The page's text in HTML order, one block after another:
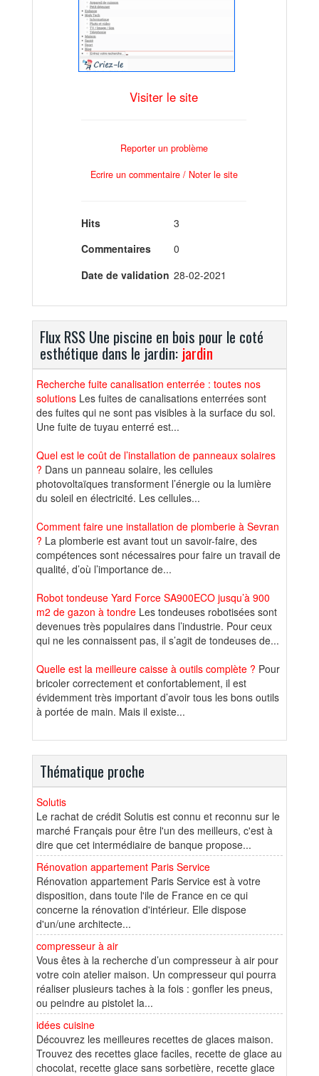
Visiter le site
Reporter un problème
Ecrire un commentaire / Noter le site
Hits
3
Commentaires
0
Date de validation 28-02-2021
Flux RSS Une piscine en bois pour le coté
esthétique dans le jardin: jardin
Recherche fuite canalisation enterrée : toutes nos
solutions Les fuites de canalisations enterrées sont
des fuites qui ne sont pas visibles à la surface du sol.
Une fuite de tuyau enterré est...
Quel est le coût de l’installation de panneaux solaires
? Dans un panneau solaire, les cellules
photovoltaïques transforment l’énergie ou la lumière
du soleil en électricité. Les cellules...
Comment faire une installation de plomberie à Sevran
? La plomberie est avant tout un savoir-faire, des
compétences sont nécessaires pour faire un travail de
qualité, d’où l’importance de...
Robot tondeuse Yard Force SA900ECO jusqu’à 900
m2 de gazon à tondre Les tondeuses robotisées sont
devenues très populaires dans l’industrie. Pour ceux
qui ne les connaissent pas, il s’agit de tondeuses de...
Quelle est la meilleure caisse à outils complète ? Pour
bricoler correctement et confortablement, il est
évidemment très important d’avoir tous les bons outils
à portée de main. Mais il existe...
Thématique proche
Solutis
Le rachat de crédit Solutis est connu et reconnu sur le
marché Français pour être l'un des meilleurs, c'est à
dire que cet intermédiaire de banque propose...
Rénovation appartement Paris Service
Rénovation appartement Paris Service est à votre
disposition, dans toute l'ile de France en ce qui
concerne la rénovation d'intérieur. Elle dispose
d'un/une architecte...
compresseur à air
Vous êtes à la recherche d’un compresseur à air pour
votre coin atelier maison. Un compresseur qui pourra
réaliser plusieurs taches à la fois : gonfler les pneus,
ou peindre au pistolet la...
idées cuisine
Découvrez les meilleures recettes de glaces maison.
Trouvez des recettes glace faciles, recette de glace au
chocolat, recette glace sans sorbetière, recette glace